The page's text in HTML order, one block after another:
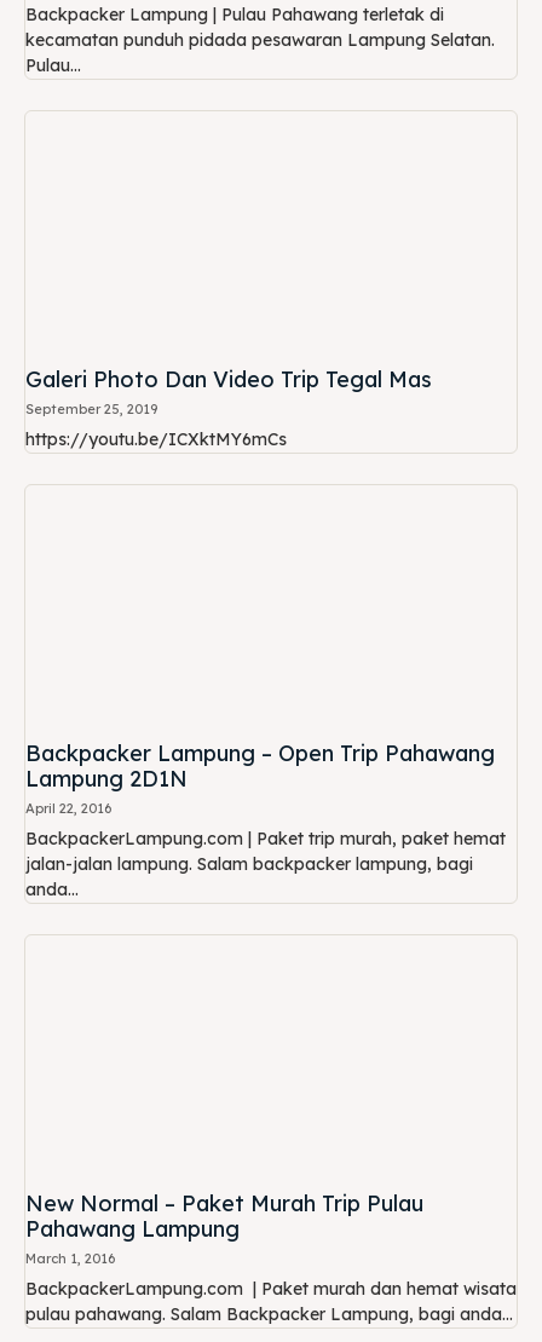
Backpacker Lampung | Pulau Pahawang terletak di
kecamatan punduh pidada pesawaran Lampung Selatan.
Pulau...
Galeri Photo Dan Video Trip Tegal Mas
September 25, 2019
https://youtu.be/ICXktMY6mCs
Backpacker Lampung – Open Trip Pahawang
Lampung 2D1N
April 22, 2016
BackpackerLampung.com | Paket trip murah, paket hemat
jalan-jalan lampung. Salam backpacker lampung, bagi
anda...
New Normal – Paket Murah Trip Pulau
Pahawang Lampung
March 1, 2016
BackpackerLampung.com | Paket murah dan hemat wisata
pulau pahawang. Salam Backpacker Lampung, bagi anda...